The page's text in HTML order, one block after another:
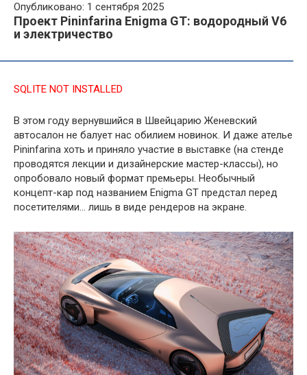
Опубликовано: 1 сентября 2025
Проект Pininfarina Enigma GT: водородный V6
и электричество
SQLITE NOT INSTALLED
В этом году вернувшийся в Швейцарию Женевский
автосалон не балует нас обилием новинок. И даже ателье
Pininfarina хоть и приняло участие в выставке (на стенде
проводятся лекции и дизайнерские мастер-классы), но
опробовало новый формат премьеры. Необычный
концепт-кар под названием Enigma GT предстал перед
посетителями… лишь в виде рендеров на экране.